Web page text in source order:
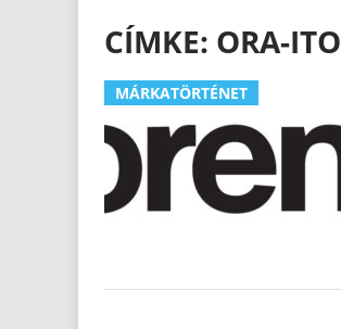
CÍMKE: ORA-ITO
MÁRKATÖRTÉNET